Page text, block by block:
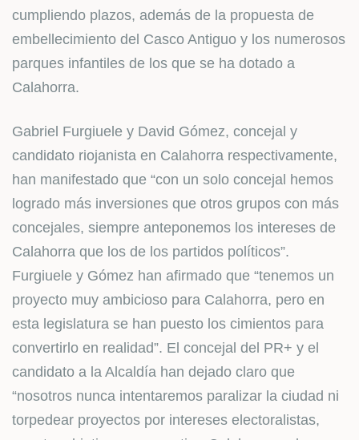
cumpliendo plazos, además de la propuesta de
embellecimiento del Casco Antiguo y los numerosos
parques infantiles de los que se ha dotado a
Calahorra.
Gabriel Furgiuele y David Gómez, concejal y
candidato riojanista en Calahorra respectivamente,
han manifestado que “con un solo concejal hemos
logrado más inversiones que otros grupos con más
concejales, siempre anteponemos los intereses de
Calahorra que los de los partidos políticos”.
Furgiuele y Gómez han afirmado que “tenemos un
proyecto muy ambicioso para Calahorra, pero en
esta legislatura se han puesto los cimientos para
convertirlo en realidad”. El concejal del PR+ y el
candidato a la Alcaldía han dejado claro que
“nosotros nunca intentaremos paralizar la ciudad ni
torpedear proyectos por intereses electoralistas,